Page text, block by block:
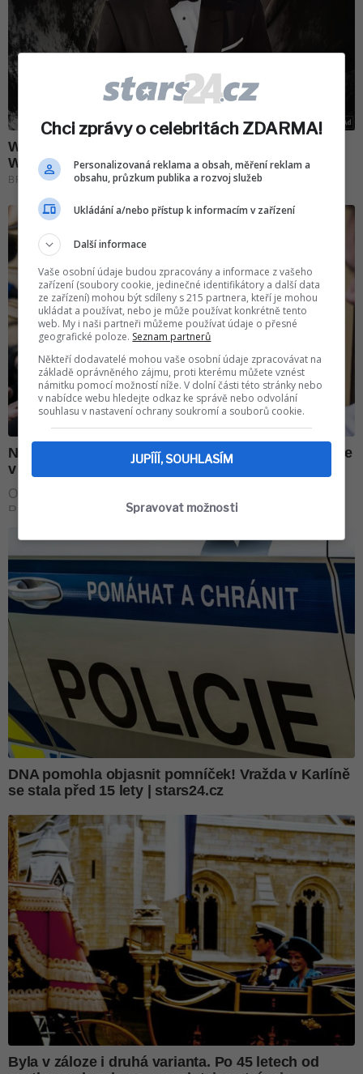
Chci zprávy o celebritách ZDARMA!
Personalizovaná reklama a obsah, měření reklam a
obsahu, průzkum publika a rozvoj služeb
Ukládání a/nebo přístup k informacím v zařízení
Další informace
Vaše osobní údaje budou zpracovány a informace z vašeho
zařízení (soubory cookie, jedinečné identifikátory a další data
ze zařízení) mohou být sdíleny s 215 partnera, kteří je mohou
ukládat a používat, nebo je může používat konkrétně tento
web. My i naši partneři můžeme používat údaje o přesné
geografické poloze. Seznam partnerů
Někteří dodavatelé mohou vaše osobní údaje zpracovávat na
základě oprávněného zájmu, proti kterému můžete vznést
námitku pomocí možností níže. V dolní části této stránky nebo
v nabídce webu hledejte odkaz ke správě nebo odvolání
souhlasu v nastavení ochrany soukromí a souborů cookie.
JUPÍÍÍ, SOUHLASÍM
Spravovat možnosti